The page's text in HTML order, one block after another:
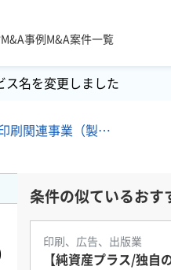
M&A事例 M&A案件一覧
ス名を変更しました
南関東地方/印刷業/印刷関連事業（製版・校正など）/広告・販促サービス M&A・事業譲渡案件
条件の似ているおす
印刷、広告、出版業
【純資産プラス/独自